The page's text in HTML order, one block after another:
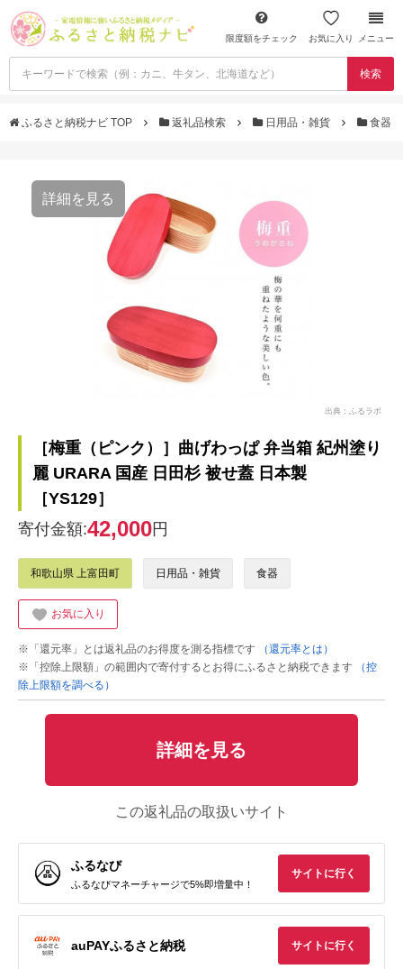
限度額をチェック お気に入り メニュー
検索
ふるさと納税ナビ TOP 返礼品検索 日用品・雑貨 食器
詳細を見る
出典：ふるラボ
［梅重（ピンク）］曲げわっぱ 弁当箱 紀州塗り
麗 URARA 国産 日田杉 被せ蓋 日本製
［YS129］
寄付金額:42,000円
和歌山県 上富田町 日用品・雑貨 食器
お気に入り
※「還元率」とは返礼品のお得度を測る指標です
（還元率とは）
※「控除上限額」の範囲内で寄付するとお得にふるさと納税できます
（控
除上限額を調べる）
詳細を見る
この返礼品の取扱いサイト
ふるなび
ふるなびマネーチャージで5%即増量中！
サイトに行く
auPAYふるさと納税 サイトに行く